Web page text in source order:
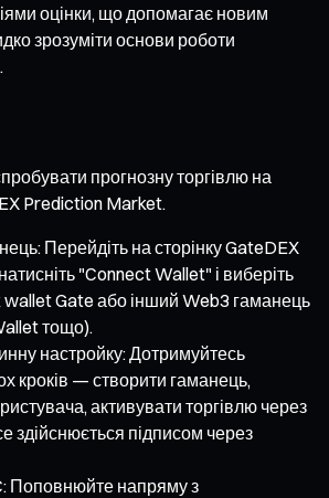
оцінки, що допомагає новим
зрозуміти основи роботи
прогнозну торгівлю на
Prediction Market.
Перейдіть на сторінку GateDEX
"Connect Wallet" і виберіть
wallet Gate або інший Web3 гаманець
тощо).
настройку: Дотримуйтесь
кроків — створити гаманець,
активувати торгівлю через
здійснюється підписом через
Поповнюйте напряму з